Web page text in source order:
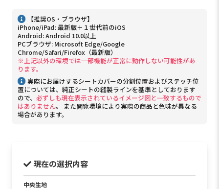
【推奨OS・ブラウザ】
iPhone/iPad: 最新版＋１世代前のiOS
Android: Android 10.0以上
PCブラウザ: Microsoft Edge/Google
Chrome/Safari/Firefox（最新版）
※上記以外の環境では一部機能が正常に動作しない可能性があ
ります。
実際にお届けするシートカバーの分割位置およびステッチ位
置については、純正シートの縫製ラインを基準としております
ので、 必ずしも現在表示されているイメージ図と一致するもので
はありません。 また閲覧環境により実際の商品と色味が異なる
場合があります。
現在の選択内容
中央生地